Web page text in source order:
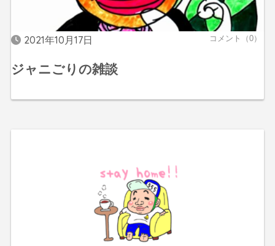
2021年10月17日 コメント（0）
ジャニごりの雑談